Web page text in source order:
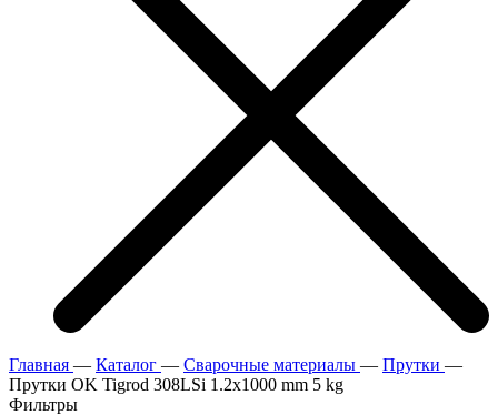
Главная — Каталог — Сварочные материалы — Прутки —
Прутки OK Tigrod 308LSi 1.2x1000 mm 5 kg
Фильтры